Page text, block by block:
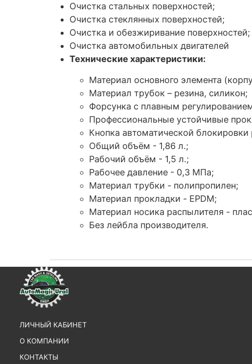
Очистка стальных поверхностей;
Очистка стеклянных поверхностей;
Очистка и обезжиривание поверхностей;
Очистка автомобильных двигателей
Технические характеристики:
Материал основного элемента
Материал трубок – резина, силикон;
Форсунка с плавным
Профессиональные устойчивые
Кнопка автоматической
Общий объём - 1,86 л.;
Рабочий объём - 1,5 л.;
Рабочее давление - 0,3 МПа;
Материал трубки - полипропилен;
Материал прокладки - EPDM;
Материал носика распылителя -
Без лейбла производителя.
ЛИЧНЫЙ КАБИНЕТ
О КОМПАНИИ
КОНТАКТЫ